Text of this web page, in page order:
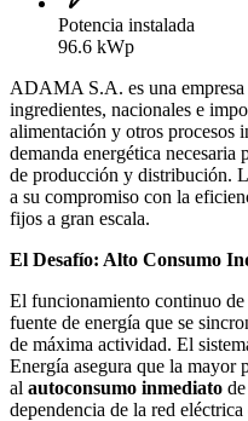
Potencia instalada
96.6 kWp
ADAMA S.A. es una empresa
ingredientes, nacionales e
alimentación y otros procesos
demanda energética necesaria
de producción y distribución.
a su compromiso con la
fijos a gran escala.
El Desafío: Alto Consumo
El funcionamiento continuo
fuente de energía que se
de máxima actividad. El
Energía asegura que la mayor
al autoconsumo inmediato
dependencia de la red